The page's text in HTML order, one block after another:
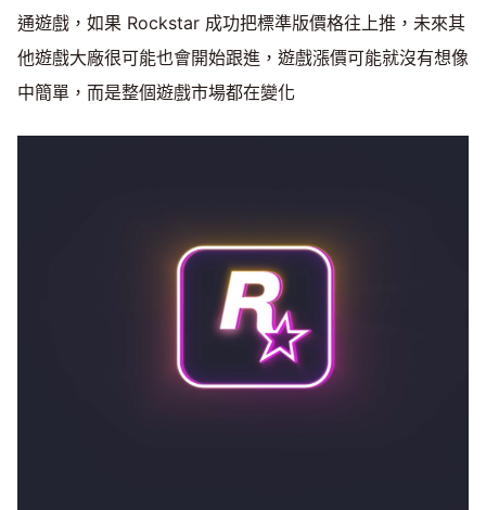
通遊戲，如果 Rockstar 成功把標準版價格往上推，未來其
他遊戲大廠很可能也會開始跟進，遊戲漲價可能就沒有想像
中簡單，而是整個遊戲市場都在變化